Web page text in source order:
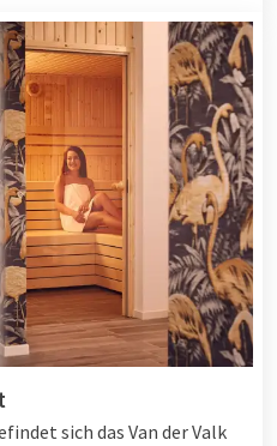
sich das Van der Valk